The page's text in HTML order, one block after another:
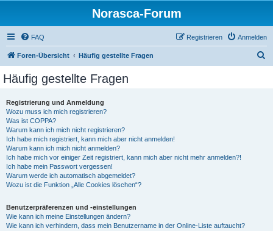
Norasca-Forum
FAQ Anmelden
Registrieren
Foren-Übersicht Häufig gestellte Fragen
Häufig gestellte Fragen
Registrierung und Anmeldung
Wozu muss ich mich registrieren?
Was ist COPPA?
Warum kann ich mich nicht registrieren?
Ich habe mich registriert, kann mich aber nicht anmelden!
Warum kann ich mich nicht anmelden?
Ich habe mich vor einiger Zeit registriert, kann mich aber nicht mehr anmelden?!
Ich habe mein Passwort vergessen!
Warum werde ich automatisch abgemeldet?
Wozu ist die Funktion „Alle Cookies löschen“?
Benutzerpräferenzen und -einstellungen
Wie kann ich meine Einstellungen ändern?
Wie kann ich verhindern, dass mein Benutzername in der Online-Liste auftaucht?